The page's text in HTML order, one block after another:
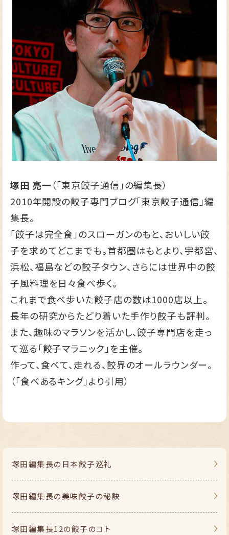
塚田 亮一（「東京餃子通信」の編集長）
2010年開設の餃子専門ブログ「東京餃子通信」編
集長。
「餃子は完全食」のスローガンのもと、おいしい餃
子を求めてどこまでも。首都圏はもとより、宇都宮、
浜松、福島などの餃子タウン、さらには世界中の餃
子風料理を日々食べ歩く。
これまで食べ歩いた餃子店の数は1000店以上。
長年の研究からたどり着いた手作り餃子も評判。
また、趣味のマラソンを活かし、餃子専門店を走っ
て巡る「餃子マラニック」を主催。
作って、食べて、走れる、餃界のオールラウンダー。
（「食べあるキング」より引用）
塚田編集長の 日本餃子巡礼
塚田編集長の美味餃子の秘訣
塚田編集長12の餃子のコト